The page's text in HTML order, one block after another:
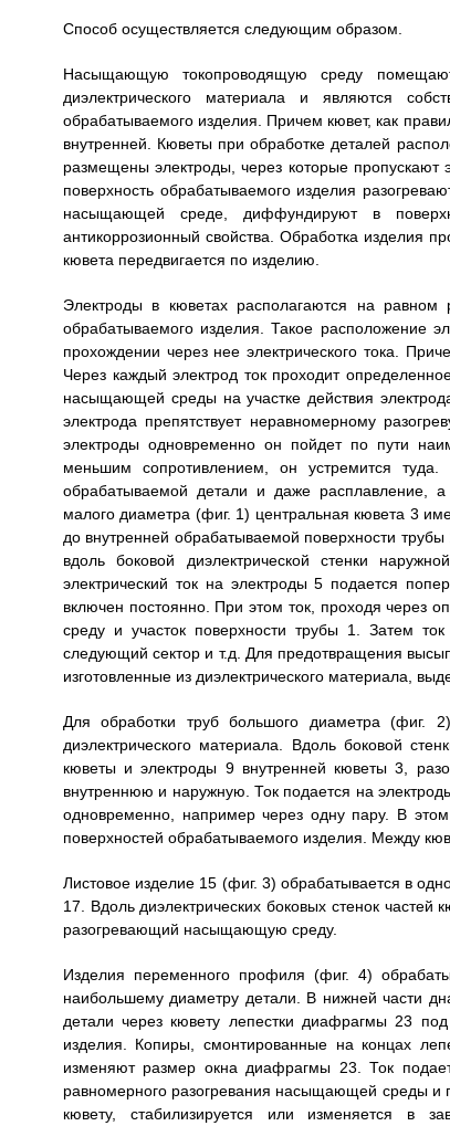
Способ осуществляется следующим образом.
Насыщающую токопроводящую среду
диэлектрического материала и являются
обрабатываемого изделия. Причем кювет, как
внутренней. Кюветы при обработке деталей
размещены электроды, через которые пропускают
поверхность обрабатываемого изделия
насыщающей среде, диффундируют в
антикоррозионный свойства. Обработка изделия
кювета передвигается по изделию.
Электроды в кюветах располагаются на равном
обрабатываемого изделия. Такое расположение
прохождении через нее электрического тока.
Через каждый электрод ток проходит
насыщающей среды на участке действия
электрода препятствует неравномерному
электроды одновременно он пойдет по пути
меньшим сопротивлением, он устремится
обрабатываемой детали и даже расплавление, а
малого диаметра (фиг. 1) центральная кювета 3
до внутренней обрабатываемой поверхности
вдоль боковой диэлектрической стенки
электрический ток на электроды 5 подается
включен постоянно. При этом ток, проходя через
среду и участок поверхности трубы 1. Затем
следующий сектор и т.д. Для предотвращения
изготовленные из диэлектрического материала,
Для обработки труб большого диаметра (фиг.
диэлектрического материала. Вдоль боковой
кюветы и электроды 9 внутренней кюветы 3,
внутреннюю и наружную. Ток подается на
одновременно, например через одну пару. В
поверхностей обрабатываемого изделия. Между
Листовое изделие 15 (фиг. 3) обрабатывается в
17. Вдоль диэлектрических боковых стенок
разогревающий насыщающую среду.
Изделия переменного профиля (фиг. 4)
наибольшему диаметру детали. В нижней части
детали через кювету лепестки диафрагмы 23
изделия. Копиры, смонтированные на концах
изменяют размер окна диафрагмы 23. Ток
равномерного разогревания насыщающей среды и
кювету, стабилизируется или изменяется в